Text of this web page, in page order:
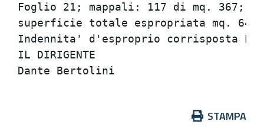
Foglio 21; mappali: 117 di mq. 367;
superficie totale espropriata mq. 647.
Indennita' d'esproprio corrisposta
IL DIRIGENTE
STAMPA